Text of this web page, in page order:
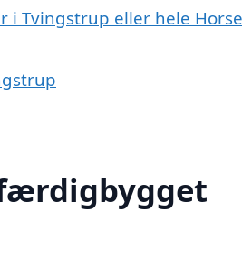
Tvingstrup eller hele